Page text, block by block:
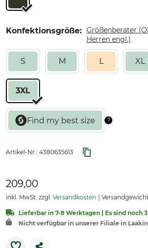
Konfektionsgröße: Größenberater
Herren engl.)
S M L XL
3XL
Artikel-Nr.: 4380635613
209,00
inkl. MwSt. zzgl. Versandkosten
Lieferbar in 7-8 Werktagen | Es sind noch
Nicht verfügbar in unserer Filiale in